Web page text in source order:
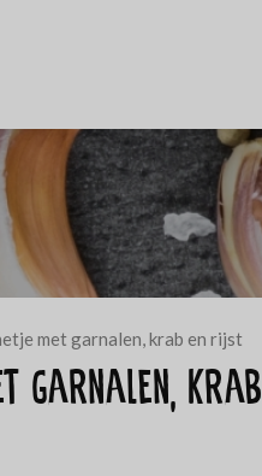
met garnalen, krab en rijst
garnalen, krab